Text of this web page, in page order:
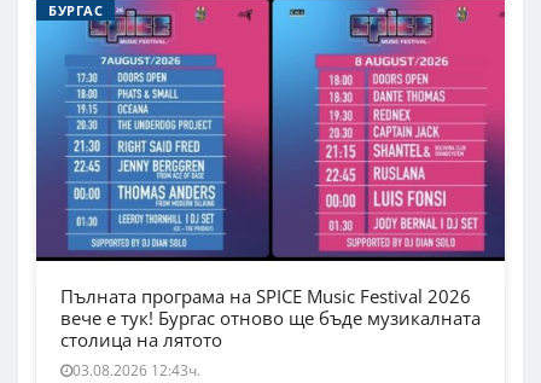
БУРГАС
Пълната програма на SPICE Music Festival 2026
вече е тук! Бургас отново ще бъде музикалната
столица на лятото
03.08.2026 12:43ч.